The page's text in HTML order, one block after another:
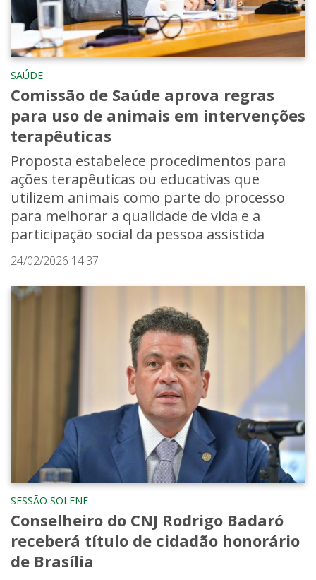
SAÚDE
Comissão de Saúde aprova regras
para uso de animais em intervenções
terapêuticas
Proposta estabelece procedimentos para
ações terapêuticas ou educativas que
utilizem animais como parte do processo
para melhorar a qualidade de vida e a
participação social da pessoa assistida
24/02/2026 14:37
SESSÃO SOLENE
Conselheiro do CNJ Rodrigo Badaró
receberá título de cidadão honorário
de Brasília